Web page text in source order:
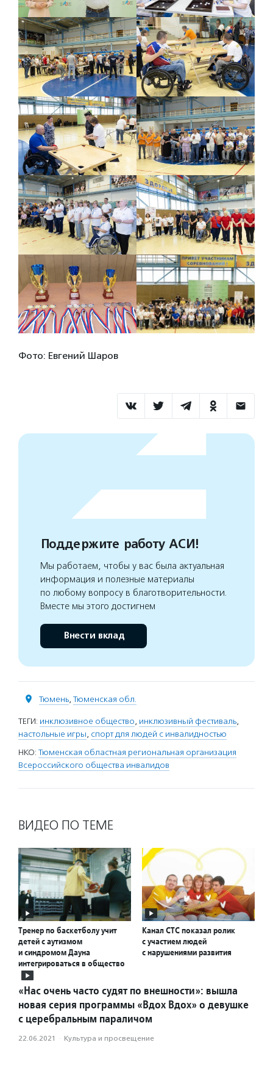
Фото: Евгений Шаров
Поддержите работу АСИ!
Мы работаем, чтобы у вас была актуальная
информация и полезные материалы
по любому вопросу в благотворительности.
Вместе мы этого достигнем
Внести вклад
Тюмень, Тюменская обл.
ТЕГИ: инклюзивное общество, инклюзивный фестиваль,
настольные игры, спорт для людей с инвалидностью
НКО: Тюменская областная региональная организация
Всероссийского общества инвалидов
ВИДЕО ПО ТЕМЕ
Тренер по баскетболу учит
детей с аутизмом
и синдромом Дауна
интегрироваться в общество
Канал СТС показал ролик
с участием людей
с нарушениями развития
«Нас очень часто судят по внешности»: вышла
новая серия программы «Вдох Вдох» о девушке
с церебральным параличом
22.06.2021 · Культура и просвещение